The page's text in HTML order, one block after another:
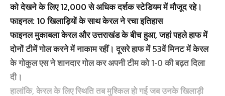
को देखने के लिए 12,000 से अधिक दर्शक स्टेडियम में मौजूद रहे।
फाइनल: 10 खिलाड़ियों के साथ केरल ने रचा इतिहास
फाइनल मुकाबला केरल और उत्तराखंड के बीच हुआ, जहां पहले हाफ में
दोनों टीमें गोल करने में नाकाम रहीं। दूसरे हाफ में 53वें मिनट में केरल
के गोकुल एस ने शानदार गोल कर अपनी टीम को 1-0 की बढ़त दिला
दी।
हालांकि, केरल के लिए स्थिति तब मुश्किल हो गई जब उनके खिलाड़ी